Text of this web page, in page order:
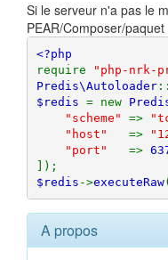
Si le serveur n'a pas le
PEAR/Composer/
require
"php-nrk-
Predis\Autoloader::
$redis = new
"scheme" =>
"host" =>
"port" =>
$redis ->executeRaw
A propos